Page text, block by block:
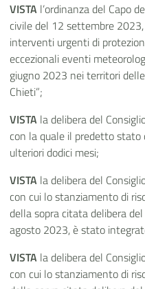
VISTA l’ordinanza del Capo
civile del 12 settembre
interventi urgenti di
eccezionali eventi
giugno 2023 nei territori
Chieti”;
VISTA la delibera del
con la quale il predetto
ulteriori dodici mesi;
VISTA la delibera del
con cui lo stanziamento di
della sopra citata delibera
agosto 2023, è stato
VISTA la delibera del
con cui lo stanziamento di